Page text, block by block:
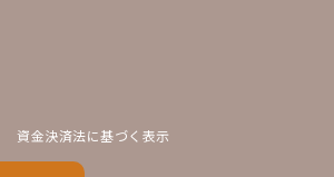
資金決済法に基づく表示